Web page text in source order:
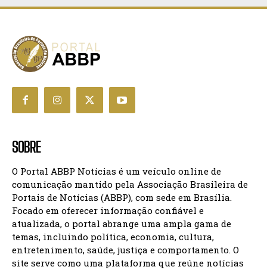
SOBRE
O Portal ABBP Notícias é um veículo online de
comunicação mantido pela Associação Brasileira de
Portais de Notícias (ABBP), com sede em Brasília.
Focado em oferecer informação confiável e
atualizada, o portal abrange uma ampla gama de
temas, incluindo política, economia, cultura,
entretenimento, saúde, justiça e comportamento. O
site serve como uma plataforma que reúne notícias